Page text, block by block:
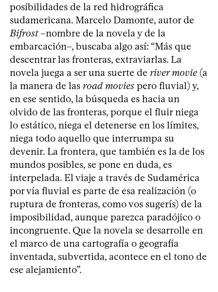
posibilidades de la red hidrográfica
sudamericana. Marcelo Damonte, autor de
Bifrost–nombre de la novela y de la
embarcación–, buscaba algo así: “Más que
descentrar las fronteras, extraviarlas. La
novela juega a ser una suerte de river movie (a
la manera de las road movies pero fluvial) y,
en ese sentido, la búsqueda es hacia un
olvido de las fronteras, porque el fluir niega
lo estático, niega el detenerse en los límites,
niega todo aquello que interrumpa su
devenir. La frontera, que también es la de los
mundos posibles, se pone en duda, es
interpelada. El viaje a través de Sudamérica
por vía fluvial es parte de esa realización (o
ruptura de fronteras, como vos sugerís) de la
imposibilidad, aunque parezca paradójico o
incongruente. Que la novela se desarrolle en
el marco de una cartografía o geografía
inventada, subvertida, acontece en el tono de
ese alejamiento”.